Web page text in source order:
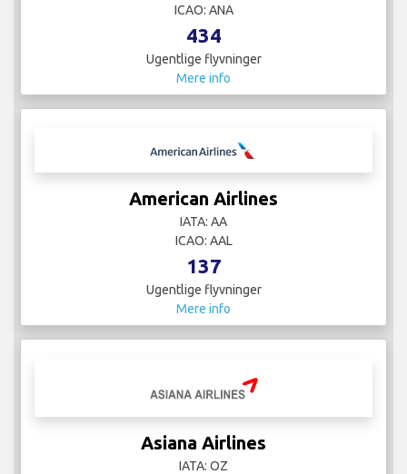
ICAO: ANA
434
Ugentlige flyvninger
Mere info
American Airlines
IATA: AA
ICAO: AAL
137
Ugentlige flyvninger
Mere info
Asiana Airlines
IATA: OZ